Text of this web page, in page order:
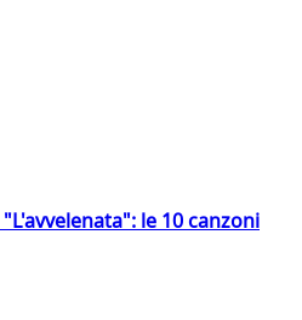
le 10 canzoni